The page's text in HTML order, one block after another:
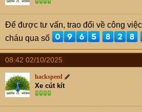
Để được tư vấn, trao đổi về công
cháu qua số
08:42 02/10/2025
hackspeed
Xe cút kít